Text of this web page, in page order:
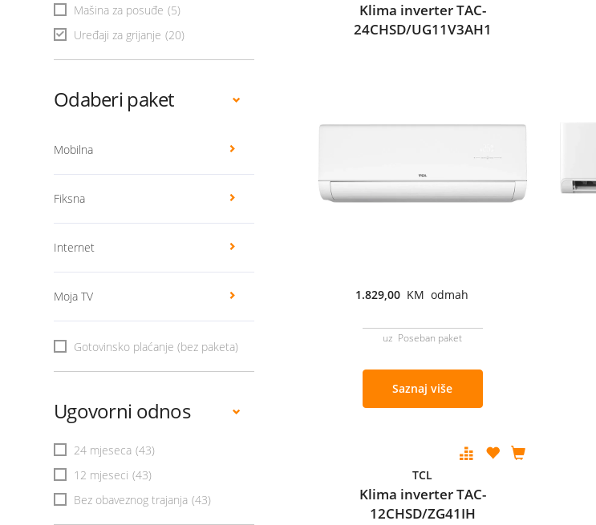
Mašina za posuđe (5)
Uređaji za grijanje (20)
Odaberi paket
Mobilna
Fiksna
Internet
Moja TV
Gotovinsko plaćanje (bez paketa)
Ugovorni odnos
24 mjeseca (43)
12 mjeseci (43)
Bez obaveznog trajanja (43)
Klima inverter TAC-
24CHSD/UG11V3AH1
1.829,00 KM odmah
uz Poseban paket
Saznaj više
TCL
Klima inverter TAC-
12CHSD/ZG41IH